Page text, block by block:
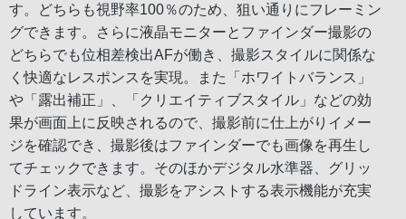
す。どちらも視野率100％のため、狙い通りにフレーミン
グできます。さらに液晶モニターとファインダー撮影の
どちらでも位相差検出AFが働き、撮影スタイルに関係な
く快適なレスポンスを実現。また「ホワイトバランス」
や「露出補正」、「クリエイティブスタイル」などの効
果が画面上に反映されるので、撮影前に仕上がりイメー
ジを確認でき、撮影後はファインダーでも画像を再生し
てチェックできます。そのほかデジタル水準器、グリッ
ドライン表示など、撮影をアシストする表示機能が充実
しています。